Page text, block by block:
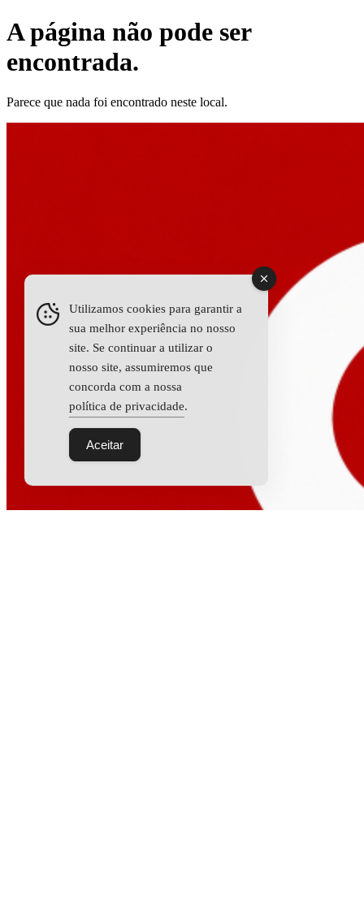
A página não pode ser
encontrada.
Parece que nada foi encontrado neste local.
Utilizamos cookies para garantir a
sua melhor experiência no nosso
site. Se continuar a utilizar o
nosso site, assumiremos que
concorda com a nossa
política de privacidade.
Aceitar